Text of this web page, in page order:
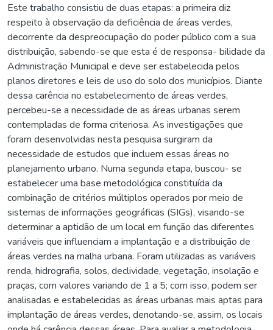
Este trabalho consistiu de duas etapas: a primeira diz
respeito à observação da deficiência de áreas verdes,
decorrente da despreocupação do poder público com a sua
distribuição, sabendo-se que esta é de responsa- bilidade da
Administração Municipal e deve ser estabelecida pelos
planos diretores e leis de uso do solo dos municípios. Diante
dessa carência no estabelecimento de áreas verdes,
percebeu-se a necessidade de as áreas urbanas serem
contempladas de forma criteriosa. As investigações que
foram desenvolvidas nesta pesquisa surgiram da
necessidade de estudos que incluem essas áreas no
planejamento urbano. Numa segunda etapa, buscou- se
estabelecer uma base metodológica constituída da
combinação de critérios múltiplos operados por meio de
sistemas de informações geográficas (SIGs), visando-se
determinar a aptidão de um local em função das diferentes
variáveis que influenciam a implantação e a distribuição de
áreas verdes na malha urbana. Foram utilizadas as variáveis
renda, hidrografia, solos, declividade, vegetação, insolação e
praças, com valores variando de 1 a 5; com isso, podem ser
analisadas e estabelecidas as áreas urbanas mais aptas para
implantação de áreas verdes, denotando-se, assim, os locais